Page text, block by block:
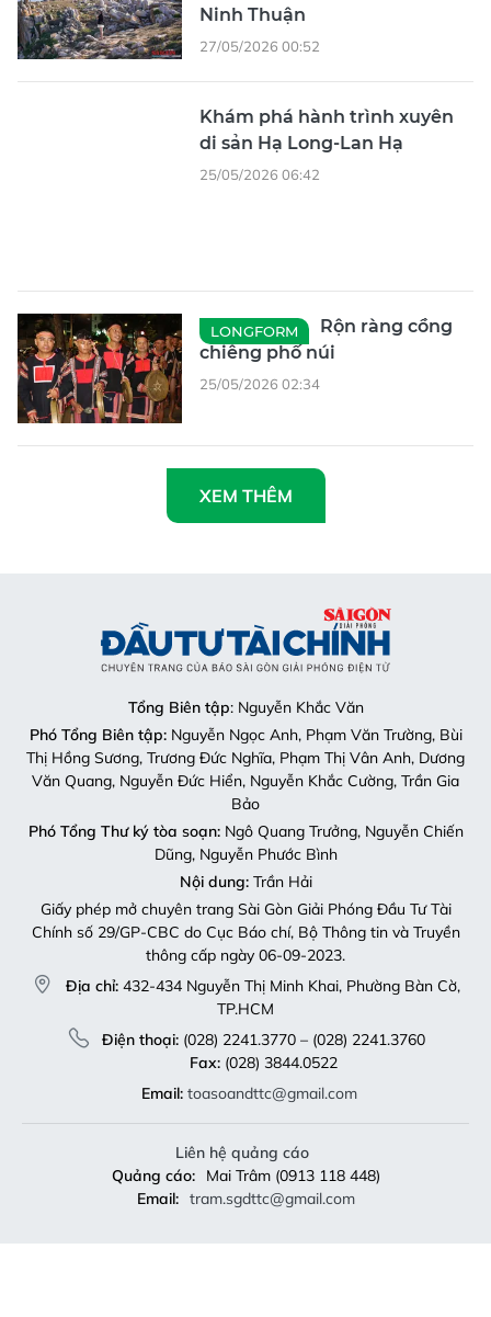
Ninh Thuận
27/05/2026 00:52
Khám phá hành trình xuyên
di sản Hạ Long-Lan Hạ
25/05/2026 06:42
chiêng phố núi
25/05/2026 02:34
XEM THÊM
Tổng Biên tập
: Nguyễn Khắc Văn
Nguyễn Ngọc Anh, Phạm Văn Trường, Bùi
Thị Hồng Sương, Trương Đức Nghĩa, Phạm Thị Vân Anh, Dương
Văn Quang, Nguyễn Đức Hiển, Nguyễn Khắc Cường, Trần Gia
Bảo
Phó Tổng Thư ký tòa soạn:Ngô Quang Trưởng, Nguyễn Chiến
Dũng, Nguyễn Phước Bình
Nội dung:Trần Hải
Giấy phép mở chuyên trang Sài Gòn Giải Phóng Đầu Tư Tài
Chính số 29/GP-CBC do Cục Báo chí, Bộ Thông tin và Truyền
thông cấp ngày 06-09-2023.
Địa chỉ:432-434 Nguyễn Thị Minh Khai, Phường Bàn Cờ,
TP.HCM
Điện thoại:(028) 2241.3770 – (028) 2241.3760
Fax:(028) 3844.0522
Email: toasoandttc@gmail.com
Liên hệ quảng cáo
Quảng cáo: Mai Trâm (0913 118 448)
Email: tram.sgdttc@gmail.com